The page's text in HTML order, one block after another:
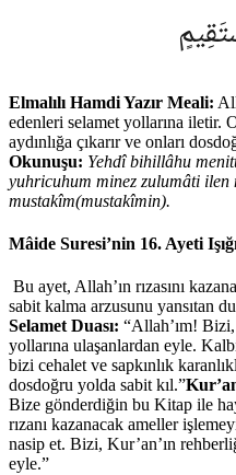
Elmalılı Hamdi Yazır Meali:
edenleri selamet yollarına iletir.
aydınlığa çıkarır ve onları
Okunuşu: Yehdî bihillâhu
yuhricuhum minez zulumâti ilen
mustakîm(mustakîmin).
Mâide Suresi’nin 16. Ayeti
Bu ayet, Allah’ın rızasını
sabit kalma arzusunu yansıtan
Selamet Duası: “Allah’ım! Bizi,
yollarına ulaşanlardan eyle.
bizi cehalet ve sapkınlık
dosdoğru yolda sabit kıl.”
Bize gönderdiğin bu Kitap ile
rızanı kazanacak ameller
nasip et. Bizi, Kur’an’ın
eyle.”